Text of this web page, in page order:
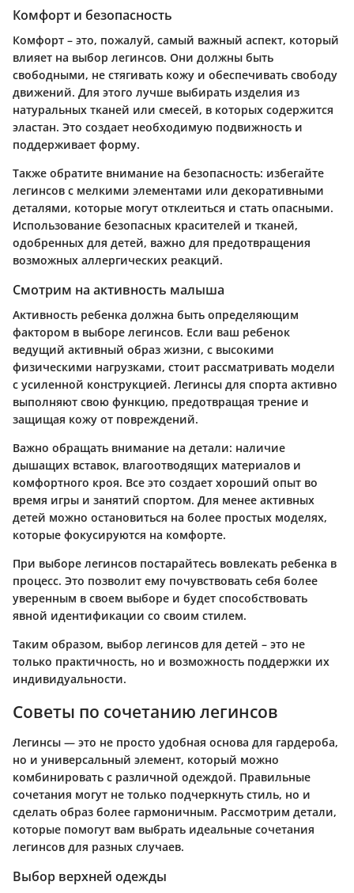
Комфорт и безопасность
Комфорт – это, пожалуй, самый важный аспект, который
влияет на выбор легинсов. Они должны быть
свободными, не стягивать кожу и обеспечивать свободу
движений. Для этого лучше выбирать изделия из
натуральных тканей или смесей, в которых содержится
эластан. Это создает необходимую подвижность и
поддерживает форму.
Также обратите внимание на безопасность: избегайте
легинсов с мелкими элементами или декоративными
деталями, которые могут отклеиться и стать опасными.
Использование безопасных красителей и тканей,
одобренных для детей, важно для предотвращения
возможных аллергических реакций.
Смотрим на активность малыша
Активность ребенка должна быть определяющим
фактором в выборе легинсов. Если ваш ребенок
ведущий активный образ жизни, с высокими
физическими нагрузками, стоит рассматривать модели
с усиленной конструкцией. Легинсы для спорта активно
выполняют свою функцию, предотвращая трение и
защищая кожу от повреждений.
Важно обращать внимание на детали: наличие
дышащих вставок, влагоотводящих материалов и
комфортного кроя. Все это создает хороший опыт во
время игры и занятий спортом. Для менее активных
детей можно остановиться на более простых моделях,
которые фокусируются на комфорте.
При выборе легинсов постарайтесь вовлекать ребенка в
процесс. Это позволит ему почувствовать себя более
уверенным в своем выборе и будет способствовать
явной идентификации со своим стилем.
Таким образом, выбор легинсов для детей – это не
только практичность, но и возможность поддержки их
индивидуальности.
Советы по сочетанию легинсов
Легинсы — это не просто удобная основа для гардероба,
но и универсальный элемент, который можно
комбинировать с различной одеждой. Правильные
сочетания могут не только подчеркнуть стиль, но и
сделать образ более гармоничным. Рассмотрим детали,
которые помогут вам выбрать идеальные сочетания
легинсов для разных случаев.
Выбор верхней одежды